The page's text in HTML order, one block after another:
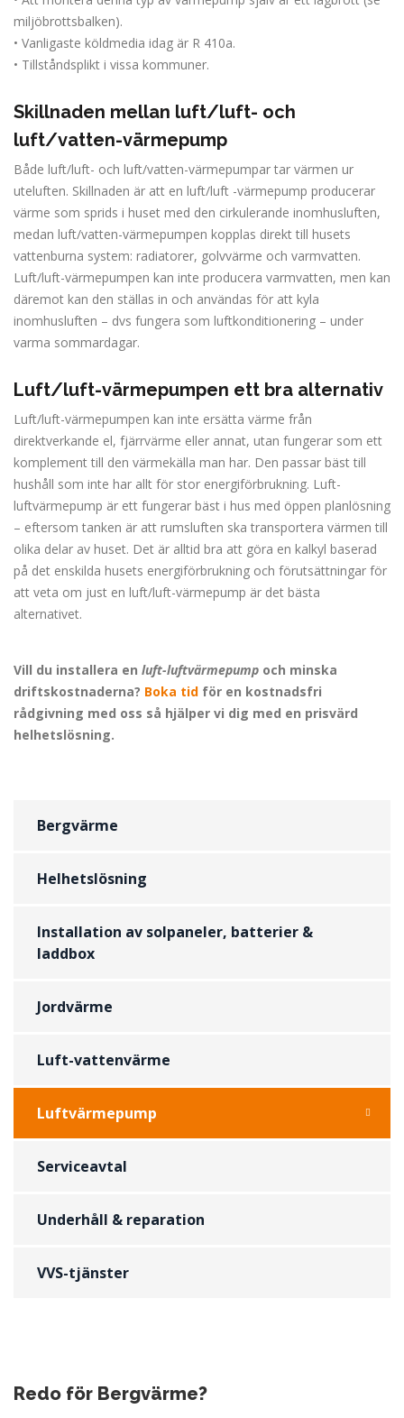
Bergvärme
Helhetslösning
Installation av solpaneler, batterier &
laddbox
Jordvärme
Luft-vattenvärme
Luftvärmepump
Serviceavtal
Underhåll & reparation
VVS-tjänster
Redo för Bergvärme?
miljöbrottsbalken).
• Vanligaste köldmedia idag är R 410a.
• Tillståndsplikt i vissa kommuner.
Skillnaden mellan luft/luft- och
luft/vatten-värmepump
Både luft/luft- och luft/vatten-värmepumpar tar värmen ur
uteluften. Skillnaden är att en luft/luft -värmepump producerar
värme som sprids i huset med den cirkulerande inomhusluften,
medan luft/vatten-värmepumpen kopplas direkt till husets
vattenburna system: radiatorer, golvvärme och varmvatten.
Luft/luft-värmepumpen kan inte producera varmvatten, men kan
däremot kan den ställas in och användas för att kyla
inomhusluften – dvs fungera som luftkonditionering – under
varma sommardagar.
Luft/luft-värmepumpen ett bra alternativ
Luft/luft-värmepumpen kan inte ersätta värme från
direktverkande el, fjärrvärme eller annat, utan fungerar som ett
komplement till den värmekälla man har. Den passar bäst till
hushåll som inte har allt för stor energiförbrukning. Luft-
luftvärmepump är ett fungerar bäst i hus med öppen planlösning
– eftersom tanken är att rumsluften ska transportera värmen till
olika delar av huset. Det är alltid bra att göra en kalkyl baserad
på det enskilda husets energiförbrukning och förutsättningar för
att veta om just en luft/luft-värmepump är det bästa
alternativet.
Vill du installera en luft-luftvärmepump och minska
driftskostnaderna? Boka tid för en kostnadsfri
rådgivning med oss så hjälper vi dig med en prisvärd
helhetslösning.